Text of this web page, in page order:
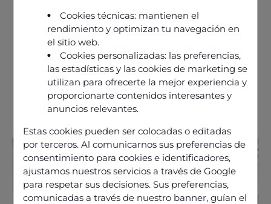
Cookies técnicas: mantienen el
rendimiento y optimizan tu navegación en
el sitio web.
Cookies personalizadas: las preferencias,
las estadísticas y las cookies de marketing se
utilizan para ofrecerte la mejor experiencia y
proporcionarte contenidos interesantes y
anuncios relevantes.
Estas cookies pueden ser colocadas o editadas
por terceros. Al comunicarnos sus preferencias de
consentimiento para cookies e identificadores,
ajustamos nuestros servicios a través de Google
para respetar sus decisiones. Sus preferencias,
comunicadas a través de nuestro banner, guían el